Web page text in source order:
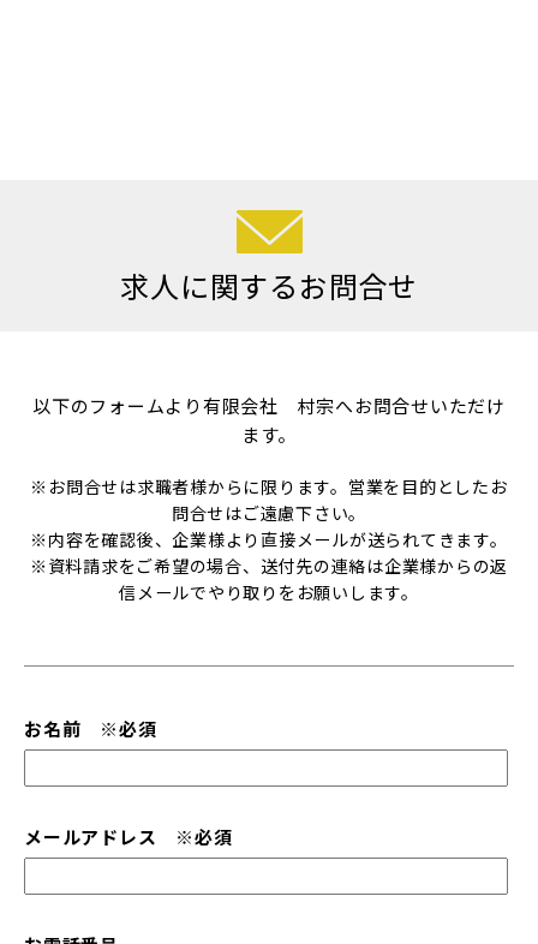
求人に関するお問合せ
以下のフォームより有限会社 村宗へお問合せいただけ
ます。
※お問合せは求職者様からに限ります。営業を目的としたお
問合せはご遠慮下さい。
※内容を確認後、企業様より直接メールが送られてきます。
※資料請求をご希望の場合、送付先の連絡は企業様からの返
信メールでやり取りをお願いします。
お名前 ※必須
メールアドレス ※必須